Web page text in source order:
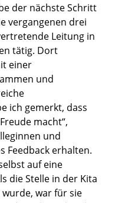
der nächste Schritt
vergangenen drei
Leitung in
tätig. Dort
einer
und
ich gemerkt, dass
macht“,
und
Feedback erhalten.
auf eine
die Stelle in der Kita
war für sie